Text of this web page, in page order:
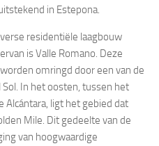
in Estepona.
residentiële laagbouw
is Valle Romano. Deze
omringd door een van de
In het oosten, tussen het
Alcántara, ligt het gebied dat
Mile. Dit gedeelte van de
van hoogwaardige